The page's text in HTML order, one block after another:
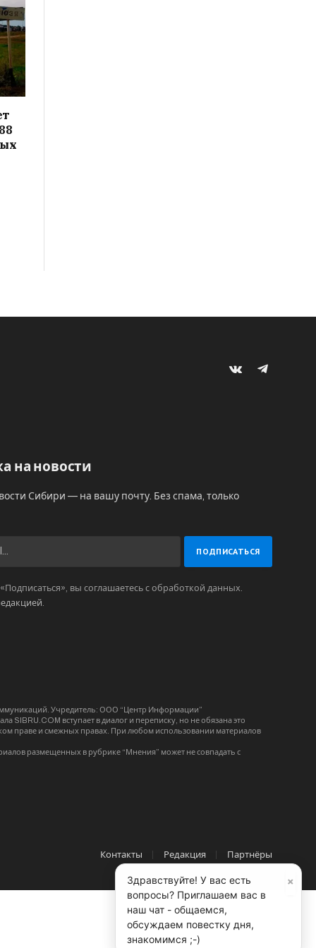
VKontakteTelegram
на новости
Сибири — на вашу почту. Без спама, только
вы соглашаетесь с обработкой данных.
Учредитель: ООО “Центр Информации”
SIBRU.COM вступает в диалог и переписку, но не обязана это
праве и смежных правах. При любом использовании материалов
размещенных в рубрике “Мнения” может не совпадать с
Контакты Редакция Партнёры
×
Здравствуйте! У вас есть
вопросы? Приглашаем вас в
наш чат - общаемся,
обсуждаем повестку дня,
знакомимся ;-)